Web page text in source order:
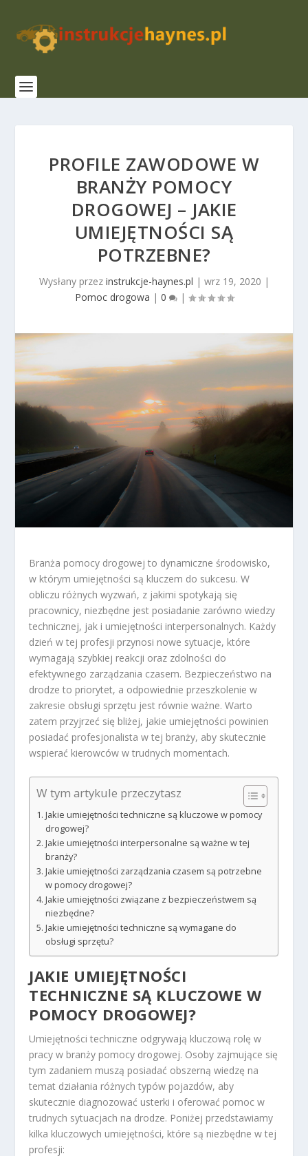
PROFILE ZAWODOWE W
BRANŻY POMOCY
DROGOWEJ – JAKIE
UMIEJĘTNOŚCI SĄ
POTRZEBNE?
Wysłany przez instrukcje-haynes.pl | wrz 19, 2020 |
Pomoc drogowa | 0 |
Branża pomocy drogowej to dynamiczne środowisko,
w którym umiejętności są kluczem do sukcesu. W
obliczu różnych wyzwań, z jakimi spotykają się
pracownicy, niezbędne jest posiadanie zarówno wiedzy
technicznej, jak i umiejętności interpersonalnych. Każdy
dzień w tej profesji przynosi nowe sytuacje, które
wymagają szybkiej reakcji oraz zdolności do
efektywnego zarządzania czasem. Bezpieczeństwo na
drodze to priorytet, a odpowiednie przeszkolenie w
zakresie obsługi sprzętu jest równie ważne. Warto
zatem przyjrzeć się bliżej, jakie umiejętności powinien
posiadać profesjonalista w tej branży, aby skutecznie
wspierać kierowców w trudnych momentach.
W tym artykule przeczytasz
Jakie umiejętności techniczne są kluczowe w pomocy
drogowej?
Jakie umiejętności interpersonalne są ważne w tej
branży?
Jakie umiejętności zarządzania czasem są potrzebne
w pomocy drogowej?
Jakie umiejętności związane z bezpieczeństwem są
niezbędne?
Jakie umiejętności techniczne są wymagane do
obsługi sprzętu?
JAKIE UMIEJĘTNOŚCI
TECHNICZNE SĄ KLUCZOWE W
POMOCY DROGOWEJ?
Umiejętności techniczne odgrywają kluczową rolę w
pracy w branży pomocy drogowej. Osoby zajmujące się
tym zadaniem muszą posiadać obszerną wiedzę na
temat działania różnych typów pojazdów, aby
skutecznie diagnozować usterki i oferować pomoc w
trudnych sytuacjach na drodze. Poniżej przedstawiamy
kilka kluczowych umiejętności, które są niezbędne w tej
profesji: